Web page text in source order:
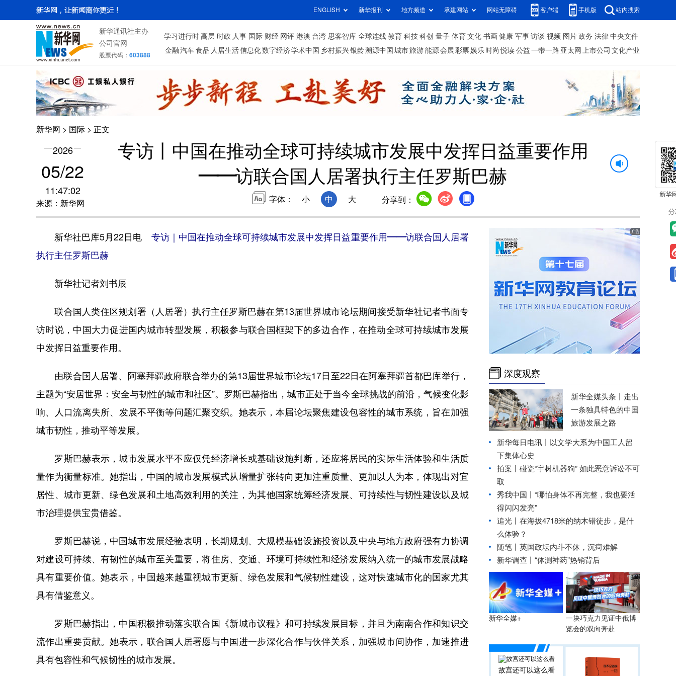
ENGLISH 新华报刊 地方频道 承建网站 网站无障碍 客户端 手机版 站内搜索
新华通讯社主办
公司官网
股票代码： 603888
学习进行时 高层 时政 人事 国际 财经 网评 港澳 台湾 思客智库 全球连线 教育 科技 科创 量子 体育 文化 书画 健康 军事 访谈 视频 图片 政务 法律 中央文件
金融 汽车 食品 人居生活信息化数字经济学术中国 乡村振兴银龄溯源中国 城市旅游 能源 会展 彩票娱乐 时尚 悦读 公益 一带一路 亚太网 上市公司 文化产业
新华网 > 国际 > 正文
2026
05/22
11:47:02
来源：新华网
专访丨中国在推动全球可持续城市发展中发挥日益重要作用
——访联合国人居署执行主任罗斯巴赫
字体： 小 中 大 分享到：
新华社巴库5月22日电 专访｜中国在推动全球可持续城市发展中发挥日益重要作用——访联合国人居署
执行主任罗斯巴赫
新华社记者刘书辰
联合国人类住区规划署（人居署）执行主任罗斯巴赫在第13届世界城市论坛期间接受新华社记者书面专
访时说，中国大力促进国内城市转型发展，积极参与联合国框架下的多边合作，在推动全球可持续城市发展
中发挥日益重要作用。
由联合国人居署、阿塞拜疆政府联合举办的第13届世界城市论坛17日至22日在阿塞拜疆首都巴库举行，
主题为“安居世界：安全与韧性的城市和社区”。罗斯巴赫指出，城市正处于当今全球挑战的前沿，气候变化影
响、人口流离失所、发展不平衡等问题汇聚交织。她表示，本届论坛聚焦建设包容性的城市系统，旨在加强
城市韧性，推动平等发展。
罗斯巴赫表示，城市发展水平不应仅凭经济增长或基础设施判断，还应将居民的实际生活体验和生活质
量作为衡量标准。她指出，中国的城市发展模式从增量扩张转向更加注重质量、更加以人为本，体现出对宜
居性、城市更新、绿色发展和土地高效利用的关注，为其他国家统筹经济发展、可持续性与韧性建设以及城
市治理提供宝贵借鉴。
罗斯巴赫说，中国城市发展经验表明，长期规划、大规模基础设施投资以及中央与地方政府强有力协调
对建设可持续、有韧性的城市至关重要，将住房、交通、环境可持续性和经济发展纳入统一的城市发展战略
具有重要价值。她表示，中国越来越重视城市更新、绿色发展和气候韧性建设，这对快速城市化的国家尤其
具有借鉴意义。
罗斯巴赫指出，中国积极推动落实联合国《新城市议程》和可持续发展目标，并且为南南合作和知识交
流作出重要贡献。她表示，联合国人居署愿与中国进一步深化合作与伙伴关系，加强城市间协作，加速推进
具有包容性和气候韧性的城市发展。
深度观察
新华全媒头条丨 走出
一条独具特色的中国
旅游发展之路
新华每日电讯丨
以文学大系为中国工人留
下集体心史
拍案丨碰瓷“宇树机器狗” 如此恶意诉讼不可
取
秀我中国丨 “哪怕身体不再完整，我也要活
得闪闪发亮”
追光丨 在海拔4718米的纳木错徒步，是什
么体验？
随笔丨英国政坛内斗不休，沉疴难解
新华调查丨 “体测神药”热销背后
新华全媒+
一块巧克力见证中俄博
览会的双向奔赴
故宫还可以这么看